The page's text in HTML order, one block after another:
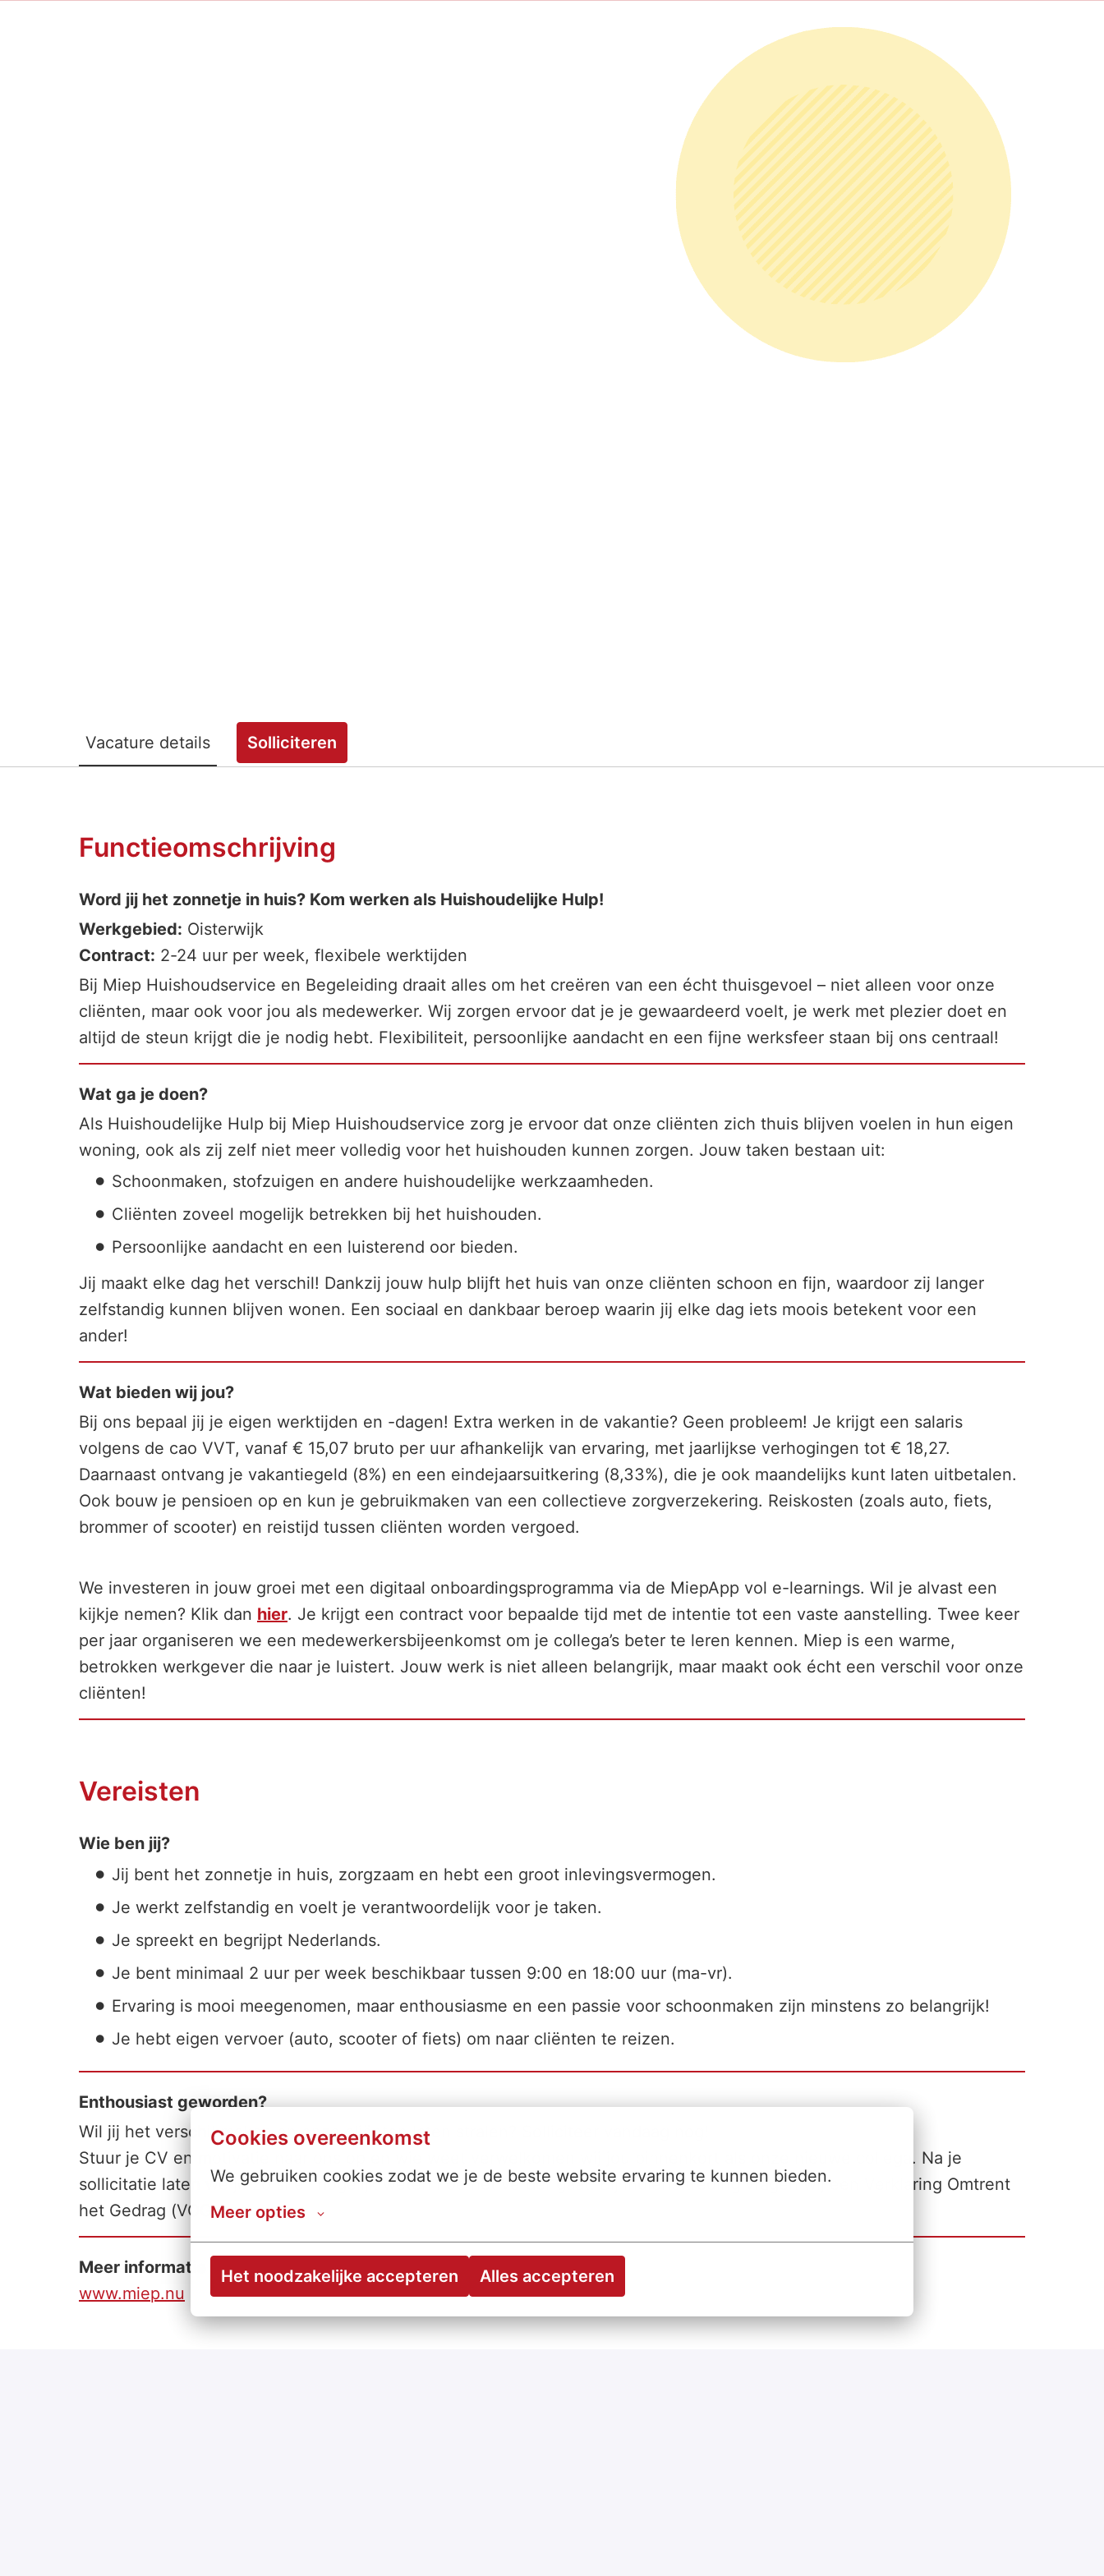
Cookies overeenkomst
We gebruiken cookies zodat we je de beste website ervaring te kunnen bieden.
Meer opties
Het noodzakelijke accepteren Alles accepteren
Vacature details Solliciteren
Functieomschrijving
Word jij het zonnetje in huis? Kom werken als Huishoudelijke Hulp!
Werkgebied: Oisterwijk
Contract: 2-24 uur per week, flexibele werktijden
Bij Miep Huishoudservice en Begeleiding draait alles om het creëren van een écht thuisgevoel – niet alleen voor onze
cliënten, maar ook voor jou als medewerker. Wij zorgen ervoor dat je je gewaardeerd voelt, je werk met plezier doet en
altijd de steun krijgt die je nodig hebt. Flexibiliteit, persoonlijke aandacht en een fijne werksfeer staan bij ons centraal!
Wat ga je doen?
Als Huishoudelijke Hulp bij Miep Huishoudservice zorg je ervoor dat onze cliënten zich thuis blijven voelen in hun eigen
woning, ook als zij zelf niet meer volledig voor het huishouden kunnen zorgen. Jouw taken bestaan uit:
Schoonmaken, stofzuigen en andere huishoudelijke werkzaamheden.
Cliënten zoveel mogelijk betrekken bij het huishouden.
Persoonlijke aandacht en een luisterend oor bieden.
Jij maakt elke dag het verschil! Dankzij jouw hulp blijft het huis van onze cliënten schoon en fijn, waardoor zij langer
zelfstandig kunnen blijven wonen. Een sociaal en dankbaar beroep waarin jij elke dag iets moois betekent voor een
ander!
Wat bieden wij jou?
Bij ons bepaal jij je eigen werktijden en -dagen! Extra werken in de vakantie? Geen probleem! Je krijgt een salaris
volgens de cao VVT, vanaf € 15,07 bruto per uur afhankelijk van ervaring, met jaarlijkse verhogingen tot € 18,27.
Daarnaast ontvang je vakantiegeld (8%) en een eindejaarsuitkering (8,33%), die je ook maandelijks kunt laten uitbetalen.
Ook bouw je pensioen op en kun je gebruikmaken van een collectieve zorgverzekering. Reiskosten (zoals auto, fiets,
brommer of scooter) en reistijd tussen cliënten worden vergoed.
We investeren in jouw groei met een digitaal onboardingsprogramma via de MiepApp vol e-learnings. Wil je alvast een
kijkje nemen? Klik dan hier. Je krijgt een contract voor bepaalde tijd met de intentie tot een vaste aanstelling. Twee keer
per jaar organiseren we een medewerkersbijeenkomst om je collega’s beter te leren kennen. Miep is een warme,
betrokken werkgever die naar je luistert. Jouw werk is niet alleen belangrijk, maar maakt ook écht een verschil voor onze
cliënten!
Vereisten
Wie ben jij?
Jij bent het zonnetje in huis, zorgzaam en hebt een groot inlevingsvermogen.
Je werkt zelfstandig en voelt je verantwoordelijk voor je taken.
Je spreekt en begrijpt Nederlands.
Je bent minimaal 2 uur per week beschikbaar tussen 9:00 en 18:00 uur (ma-vr).
Ervaring is mooi meegenomen, maar enthousiasme en een passie voor schoonmaken zijn minstens zo belangrijk!
Je hebt eigen vervoer (auto, scooter of fiets) om naar cliënten te reizen.
Enthousiast geworden?
Wil jij het verschil maken en onze cliënten laten stralen? Solliciteer vandaag nog!
Stuur je CV en motivatie naar ons op en wie weet verwelkomen wij jou binnenkort als onze nieuwe collega. Na je
sollicitatie laten we je zo snel mogelijk weten hoe het verder gaat. Bij indiensttreding vragen wij een Verklaring Omtrent
het Gedrag (VOG) aan.
Meer informatie
www.miep.nu